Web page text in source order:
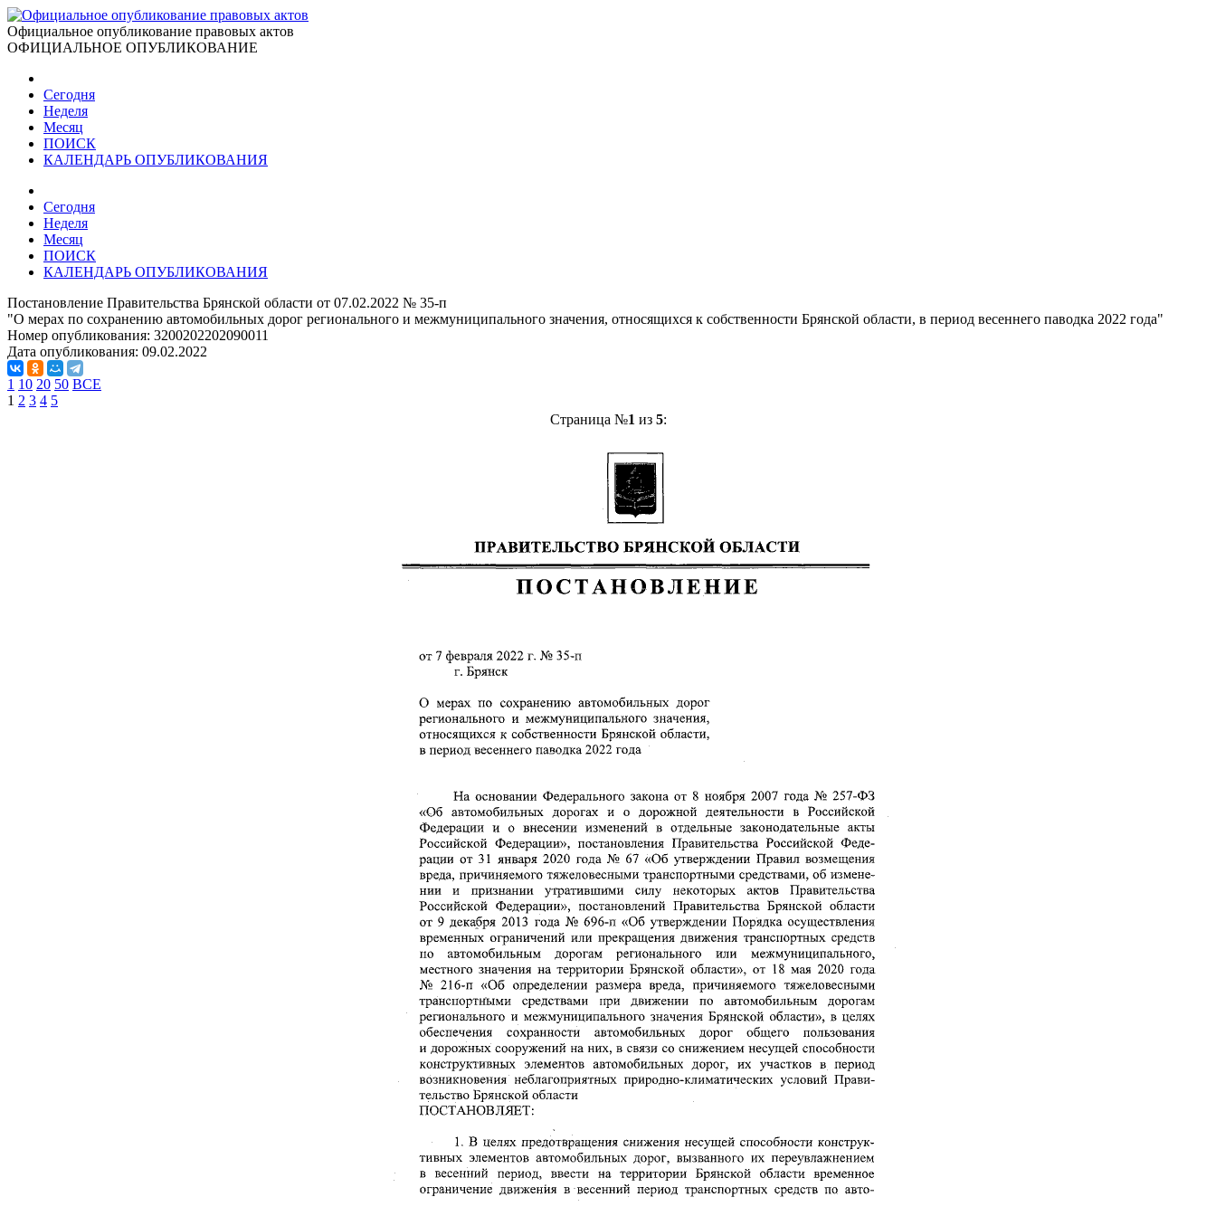
Официальное опубликование правовых актов
ОФИЦИАЛЬНОЕ ОПУБЛИКОВАНИЕ
Сегодня
Неделя
Месяц
ПОИСК
КАЛЕНДАРЬ ОПУБЛИКОВАНИЯ
Сегодня
Неделя
Месяц
ПОИСК
КАЛЕНДАРЬ ОПУБЛИКОВАНИЯ
Постановление Правительства Брянской области от 07.02.2022 № 35-п
"О мерах по сохранению автомобильных дорог регионального и межмуниципального значения, относящихся к собственности Брянской области, в период весеннего паводка 2022 года"
Номер опубликования: 3200202202090011
Дата опубликования: 09.02.2022
1 10 20 50 ВСЕ
1 2 3 4 5
Страница №1 из 5: